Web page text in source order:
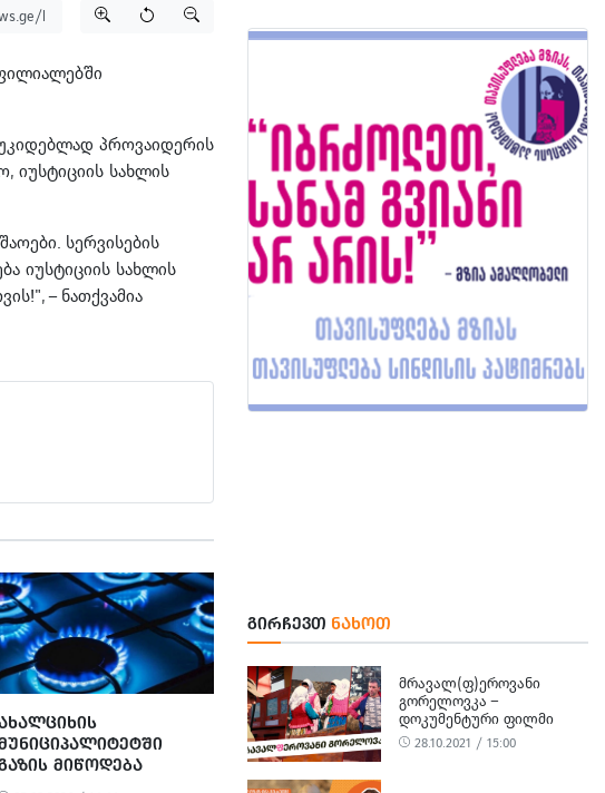
პროვაიდერის
იუსტიციის სახლის
სერვისების
იუსტიციის სახლის
– ნათქვამია
ᲛᲘᲬᲝᲓᲔᲑᲐ
ᲓᲦᲔᲘᲓᲐᲜ 5 ᲐᲒᲕᲘᲡᲢᲝᲓᲐᲜ
ᲒᲘᲠᲩᲔᲕᲗ ᲜᲐᲮᲝᲗ
ᲛᲠᲐᲕᲐᲚ(Ფ)ᲔᲠᲝᲕᲐᲜᲘ
ᲒᲝᲠᲔᲚᲝᲕᲙᲐ –
ᲓᲝᲙᲣᲛᲔᲜᲢᲣᲠᲘ ᲤᲘᲚᲛᲘ
28.10.2021 / 15:00